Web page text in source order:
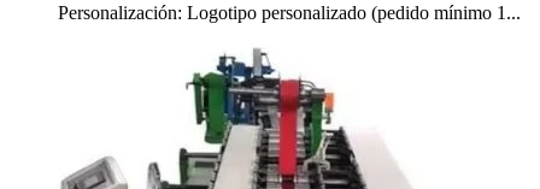
Personalización: Logotipo personalizado (pedido mínimo 1...